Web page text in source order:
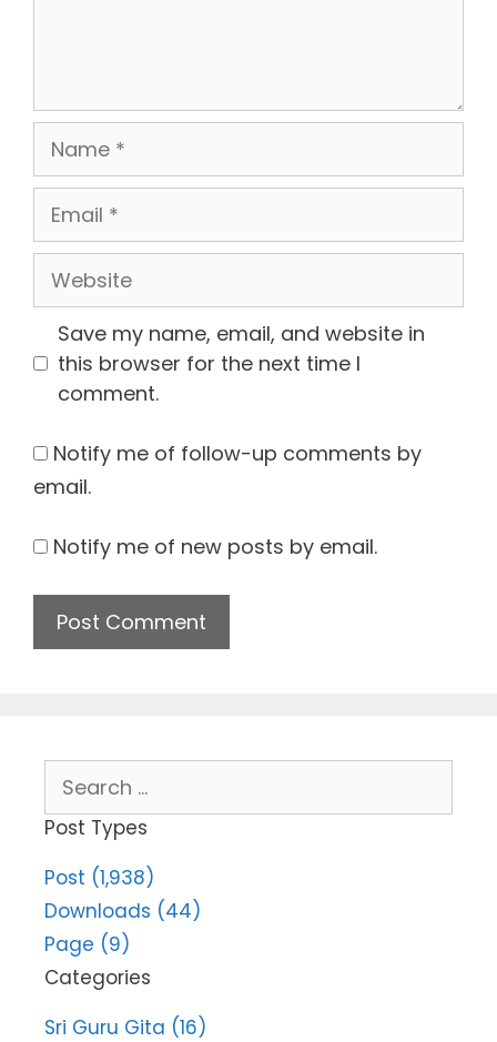
Name
Email
Website
Save my name, email, and website in
this browser for the next time I
comment.
Notify me of follow-up comments by
email.
Notify me of new posts by email.
for:
Post Types
Post (1,938)
Downloads (44)
Page (9)
Categories
Sri Guru Gita (16)